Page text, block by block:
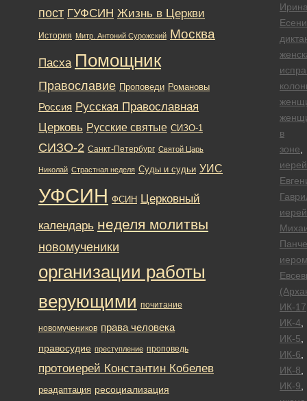
в
зоне
иерей
иерей
ИК-17
ИК-4
ИК-5
ИК-6
ИК-8
ИК-9
пост ГУФСИН Жизнь в Церкви
История Митр. Антоний Сурожский Москва
Пасха Помощник
Православие Проповеди Романовы
Россия Русская Православная
Церковь Русские святые СИЗО-1
СИЗО-2 Санкт-Петербург Святой Царь
Николай Страстная неделя Суды и судьи УИС
УФСИН ФСИН Церковный
календарь неделя молитвы
новомученики
организации работы
верующими почитание
новомучеников права человека
правосудие преступление проповедь
протоиерей Константин Кобелев
реадаптация ресоциализация